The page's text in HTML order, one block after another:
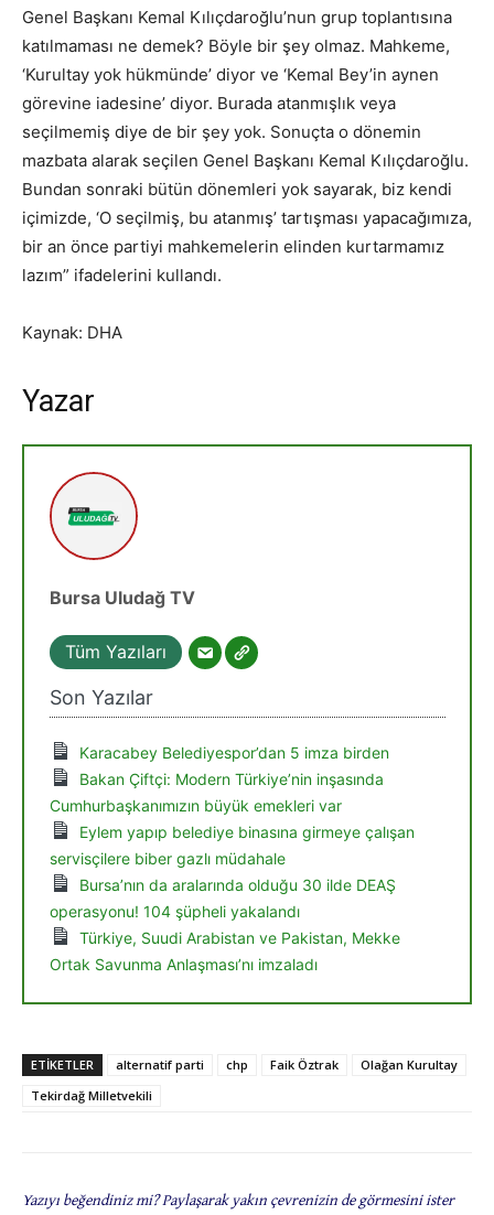
Genel Başkanı Kemal Kılıçdaroğlu’nun grup toplantısına
katılmaması ne demek? Böyle bir şey olmaz. Mahkeme,
‘Kurultay yok hükmünde’ diyor ve ‘Kemal Bey’in aynen
görevine iadesine’ diyor. Burada atanmışlık veya
seçilmemiş diye de bir şey yok. Sonuçta o dönemin
mazbata alarak seçilen Genel Başkanı Kemal Kılıçdaroğlu.
Bundan sonraki bütün dönemleri yok sayarak, biz kendi
içimizde, ‘O seçilmiş, bu atanmış’ tartışması yapacağımıza,
bir an önce partiyi mahkemelerin elinden kurtarmamız
lazım” ifadelerini kullandı.
Kaynak: DHA
Yazar
Bursa Uludağ TV
Tüm Yazıları
Son Yazılar
Karacabey Belediyespor’dan 5 imza birden
Bakan Çiftçi: Modern Türkiye’nin inşasında
Cumhurbaşkanımızın büyük emekleri var
Eylem yapıp belediye binasına girmeye çalışan
servisçilere biber gazlı müdahale
Bursa’nın da aralarında olduğu 30 ilde DEAŞ
operasyonu! 104 şüpheli yakalandı
Türkiye, Suudi Arabistan ve Pakistan, Mekke
Ortak Savunma Anlaşması’nı imzaladı
ETIKETLER alternatif parti chp Faik Öztrak
Olağan Kurultay
Tekirdağ Milletvekili
Yazıyı beğendiniz mi? Paylaşarak yakın çevrenizin de görmesini ister